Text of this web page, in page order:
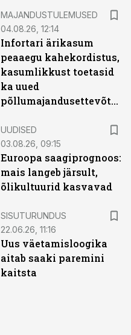
MAJANDUSTULEMUSED
04.08.26, 12:14
Infortari ärikasum
peaaegu kahekordistus,
kasumlikkust toetasid
ka uued
põllumajandusettevõtted
UUDISED
03.08.26, 09:15
Euroopa saagiprognoos:
mais langeb järsult,
õlikultuurid kasvavad
SISUTURUNDUS
22.06.26, 11:16
Uus väetamisloogika
aitab saaki paremini
kaitsta